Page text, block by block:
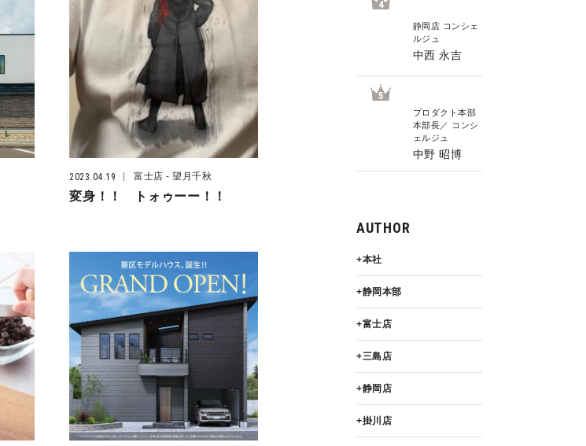
2023.04.19 富士店- 望月千秋
変身！！ トォゥーー！！
4
静岡店 コンシェ
ルジュ
中西 永吉
5
プロダクト本部
本部長／ コンシ
ェルジュ
中野 昭博
AUTHOR
本社
静岡本部
富士店
三島店
静岡店
掛川店